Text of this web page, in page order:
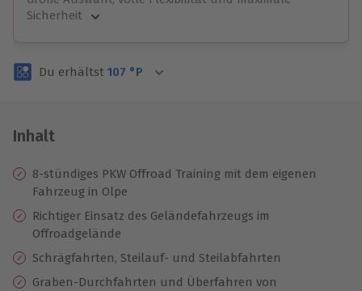
Sicherheit
Volle Flexibilität
3 Jahre gültig & verlängerbar.
Du erhältst 107 °P
Inhalt
8-stündiges PKW Offroad Training mit dem eigenen
Fahrzeug in Olpe
Richtiger Einsatz des Geländefahrzeugs im
Offroadgelände
Schrägfahrten, Steilauf- und Steilabfahrten
Graben-Durchfahrten und Überfahren von